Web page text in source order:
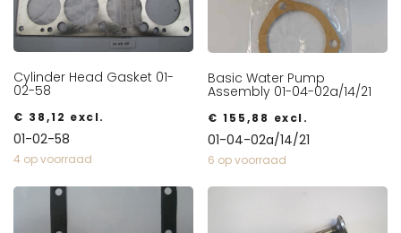
Cylinder Head Gasket 01-
02-58
€ 38,12 excl.
01-02-58
4 op voorraad
Basic Water Pump
Assembly 01-04-02a/14/21
€ 155,88 excl.
01-04-02a/14/21
6 op voorraad